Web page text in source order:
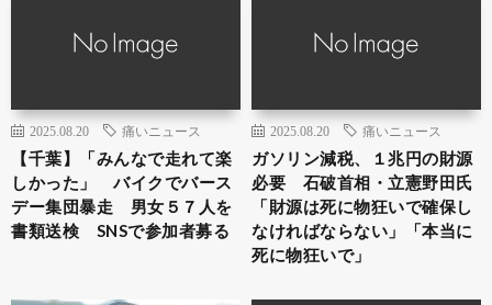
2025.08.20 痛いニュース
【千葉】「みんなで走れて楽
しかった」 バイクでバース
デー集団暴走 男女５７人を
書類送検 SNSで参加者募る
2025.08.20 痛いニュース
ガソリン減税、１兆円の財源
必要 石破首相・立憲野田氏
「財源は死に物狂いで確保し
なければならない」「本当に
死に物狂いで」